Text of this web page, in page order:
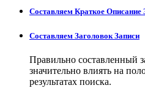
Составляем Краткое Описание
Составляем Заголовок Записи
Правильно составленный
значительно влиять на
результатах поиска.